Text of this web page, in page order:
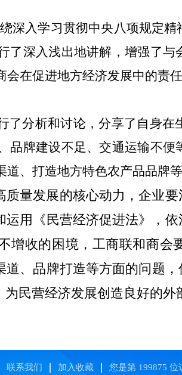
深入学习贯彻中央八项规定精
了深入浅出地讲解，增强了与
在促进地方经济发展中的责
了分析和讨论 ，分享了自身在
品牌建设不足、交通运输不便
、打造地方特色农产品品牌等
质量发展的核心动力，企业要
用《民营经济促进法》，
增收的困境，工商联和商会
道、品牌打造等方面的问题
民营经济发展创造良好的外
联系我们 加入收藏 您是第 199875 位